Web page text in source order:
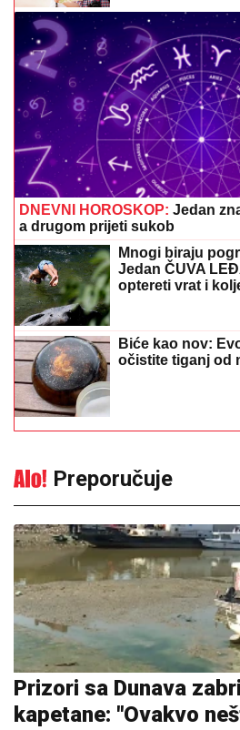
DNEVNI HOROSKOP: Jedan
a drugom prijeti sukob
Mnogi biraju
Jedan ČUVA
optereti vrat i
Biće kao nov:
očistite tiganj od
Preporučuje
Prizori sa Dunava
kapetane: "Ovakvo